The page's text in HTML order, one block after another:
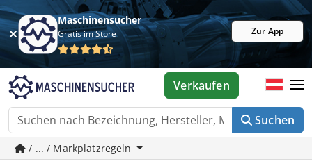
Maschinensucher
Gratis im Store Zur App
Suchen
Verkaufen
/ ... / Markplatzregeln